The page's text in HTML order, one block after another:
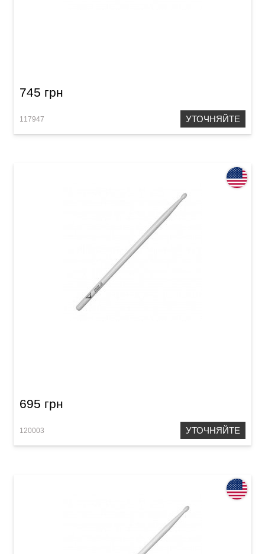
745 грн
117947 УТОЧНЯЙТЕ
695 грн
120003 УТОЧНЯЙТЕ